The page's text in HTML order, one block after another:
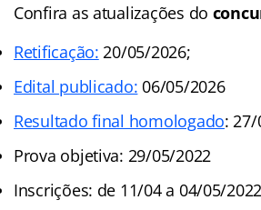
Confira as atualizações do
Retificação: 20/05/2026;
Edital publicado: 06/05/2026
Resultado final homologado:
Prova objetiva: 29/05/2022
Inscrições: de 11/04 a 04/05/2022